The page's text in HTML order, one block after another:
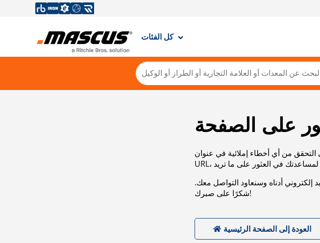
كل الفئات
على الصفحة
من أي أخطاء إملائية في عنوان
أدناه وسنعاود التواصل معك.
شكرًا على صبرك!
العودة إلى الصفحة الرئيسية